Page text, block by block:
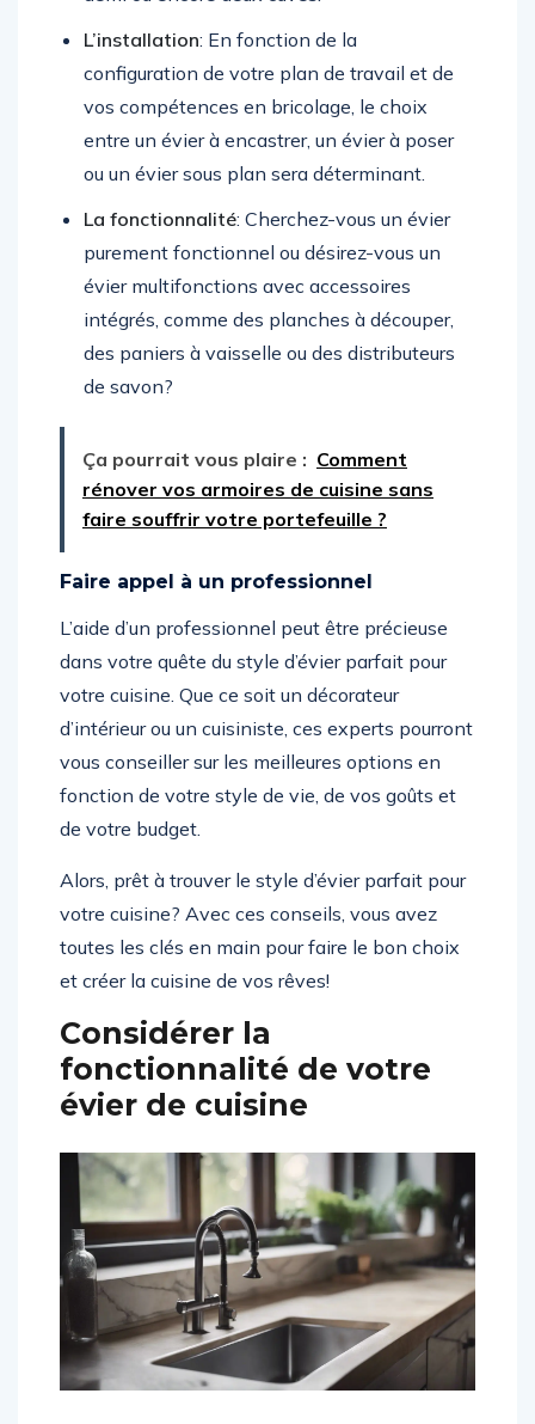
L’installation: En fonction de la
configuration de votre plan de travail et de
vos compétences en bricolage, le choix
entre un évier à encastrer, un évier à poser
ou un évier sous plan sera déterminant.
La fonctionnalité: Cherchez-vous un évier
purement fonctionnel ou désirez-vous un
évier multifonctions avec accessoires
intégrés, comme des planches à découper,
des paniers à vaisselle ou des distributeurs
de savon?
Ça pourrait vous plaire : Comment
rénover vos armoires de cuisine sans
faire souffrir votre portefeuille ?
Faire appel à un professionnel
L’aide d’un professionnel peut être précieuse
dans votre quête du style d’évier parfait pour
votre cuisine. Que ce soit un décorateur
d’intérieur ou un cuisiniste, ces experts pourront
vous conseiller sur les meilleures options en
fonction de votre style de vie, de vos goûts et
de votre budget.
Alors, prêt à trouver le style d’évier parfait pour
votre cuisine? Avec ces conseils, vous avez
toutes les clés en main pour faire le bon choix
et créer la cuisine de vos rêves!
Considérer la
fonctionnalité de votre
évier de cuisine